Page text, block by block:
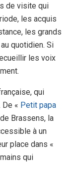
de visite qui
les acquis
les grands
quotidien. Si
les voix
qui
« Petit papa
Brassens, la
à un
place dans «
qui